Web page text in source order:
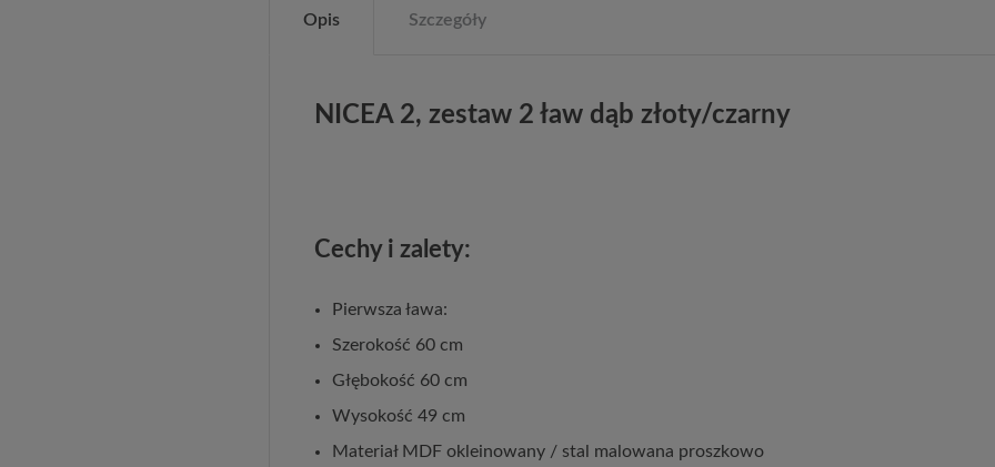
Opis Szczegóły
NICEA 2, zestaw 2 ław dąb złoty/czarny
Cechy i zalety:
Pierwsza ława:
Szerokość 60 cm
Głębokość 60 cm
Wysokość 49 cm
Materiał MDF okleinowany / stal malowana proszkowo